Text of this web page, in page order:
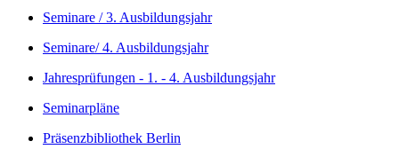
Seminare / 3. Ausbildungsjahr
Seminare/ 4. Ausbildungsjahr
Jahresprüfungen - 1. - 4. Ausbildungsjahr
Seminarpläne
Präsenzbibliothek Berlin